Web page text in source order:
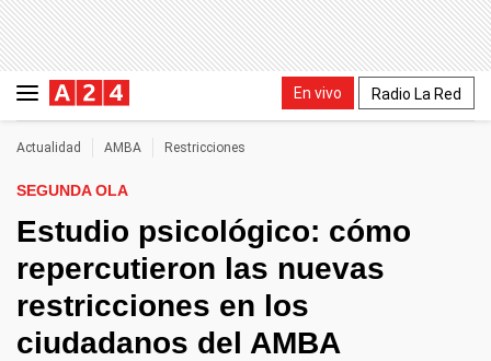
En vivo Radio La Red
Actualidad AMBA Restricciones
SEGUNDA OLA
Estudio psicológico: cómo
repercutieron las nuevas
restricciones en los
ciudadanos del AMBA